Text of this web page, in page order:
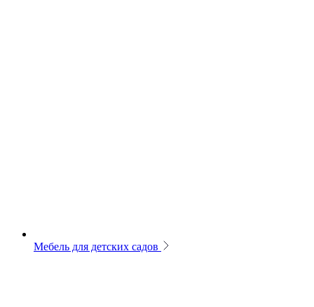
Мебель для детских садов